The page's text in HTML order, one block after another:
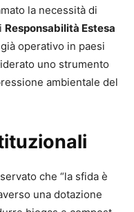
la necessità di
Responsabilità Estesa
operativo in paesi
uno strumento
ambientale del
che “la sfida è
una dotazione